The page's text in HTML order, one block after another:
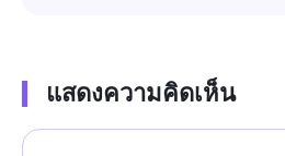
แสดงความคิดเห็น